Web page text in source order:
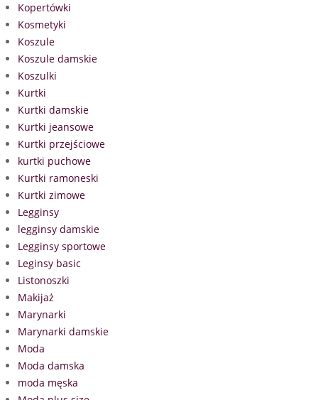
Kopertówki
Kosmetyki
Koszule
Koszule damskie
Koszulki
Kurtki
Kurtki damskie
Kurtki jeansowe
Kurtki przejściowe
kurtki puchowe
Kurtki ramoneski
Kurtki zimowe
Legginsy
legginsy damskie
Legginsy sportowe
Leginsy basic
Listonoszki
Makijaż
Marynarki
Marynarki damskie
Moda
Moda damska
moda męska